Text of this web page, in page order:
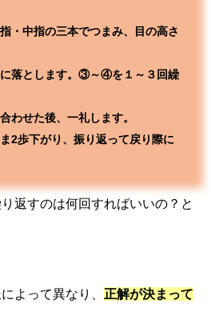
・中指の三本でつまみ、目の高さ
落とします。③～④を１～３回繰
わせた後、一礼します。
2歩下がり、振り返って戻り際に
返すのは何回すればいいの？と
よって異なり、 正解が決まって